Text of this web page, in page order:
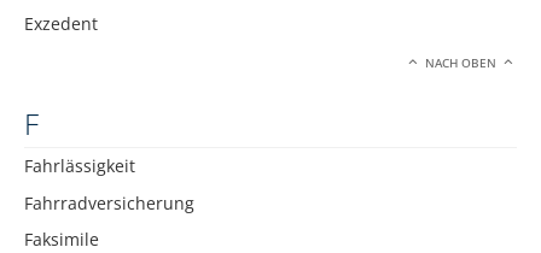
Exzedent
NACH OBEN
F
Fahrlässigkeit
Fahrradversicherung
Faksimile